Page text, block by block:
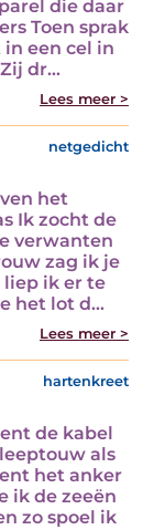
die daar
Toen sprak
een cel in
dr...
Lees meer >
netgedicht
het
Ik zocht de
verwanten
zag ik je
ik er te
het lot d...
Lees meer >
hartenkreet
de kabel
als
het anker
ik de zeeën
zo spoel ik